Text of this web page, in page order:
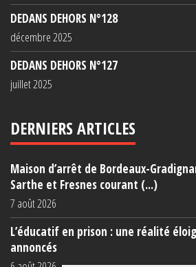
DEDANS DEHORS N°128
décembre 2025
DEDANS DEHORS N°127
juillet 2025
DERNIERS ARTICLES
Maison d’arrêt de Bordeaux-
Sarthe et Fresnes courant (...)
7 août 2026
L’éducatif en prison : une réalité
annoncés